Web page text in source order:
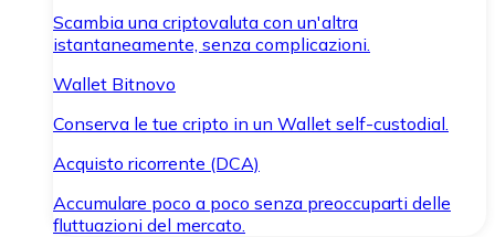
Scambia una criptovaluta con un'altra
istantaneamente, senza complicazioni.
Wallet Bitnovo
Conserva le tue cripto in un Wallet self-custodial.
Acquisto ricorrente (DCA)
Accumulare poco a poco senza preoccuparti delle
fluttuazioni del mercato.